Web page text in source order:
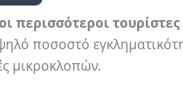
περισσότεροι τουρίστες
ποσοστό
μικροκλοπών.